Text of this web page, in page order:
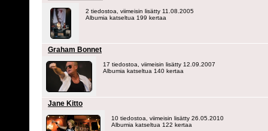
2 tiedostoa, viimeisin lisätty 11.08.2005
Albumia katseltua 199 kertaa
Graham Bonnet
17 tiedostoa, viimeisin lisätty 12.09.2007
Albumia katseltua 140 kertaa
Jane Kitto
10 tiedostoa, viimeisin lisätty 26.05.2010
Albumia katseltua 122 kertaa